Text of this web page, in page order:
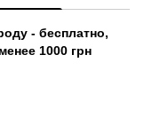
- бесплатно,
1000 грн